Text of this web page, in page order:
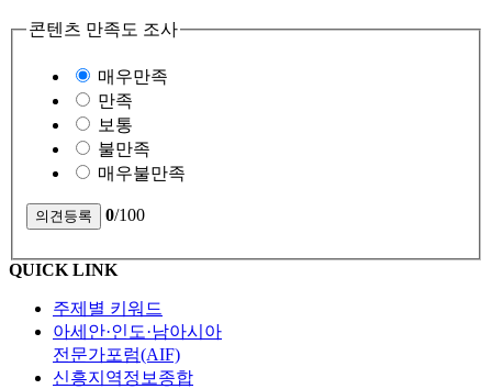
콘텐츠 만족도 조사
매우만족
만족
보통
불만족
매우불만족
0/100
QUICK LINK
주제별 키워드
아세안·인도·남아시아
전문가포럼(AIF)
신흥지역정보종합